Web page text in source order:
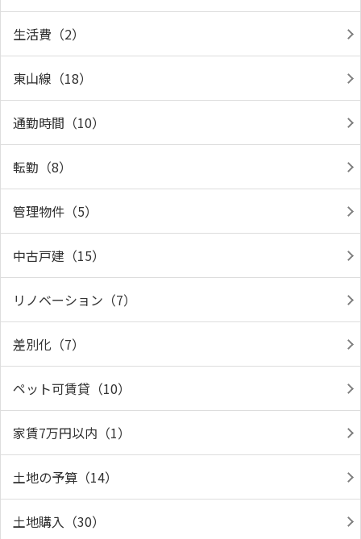
生活費（2）
東山線（18）
通勤時間（10）
転勤（8）
管理物件（5）
中古戸建（15）
リノベーション（7）
差別化（7）
ペット可賃貸（10）
家賃7万円以内（1）
土地の予算（14）
土地購入（30）